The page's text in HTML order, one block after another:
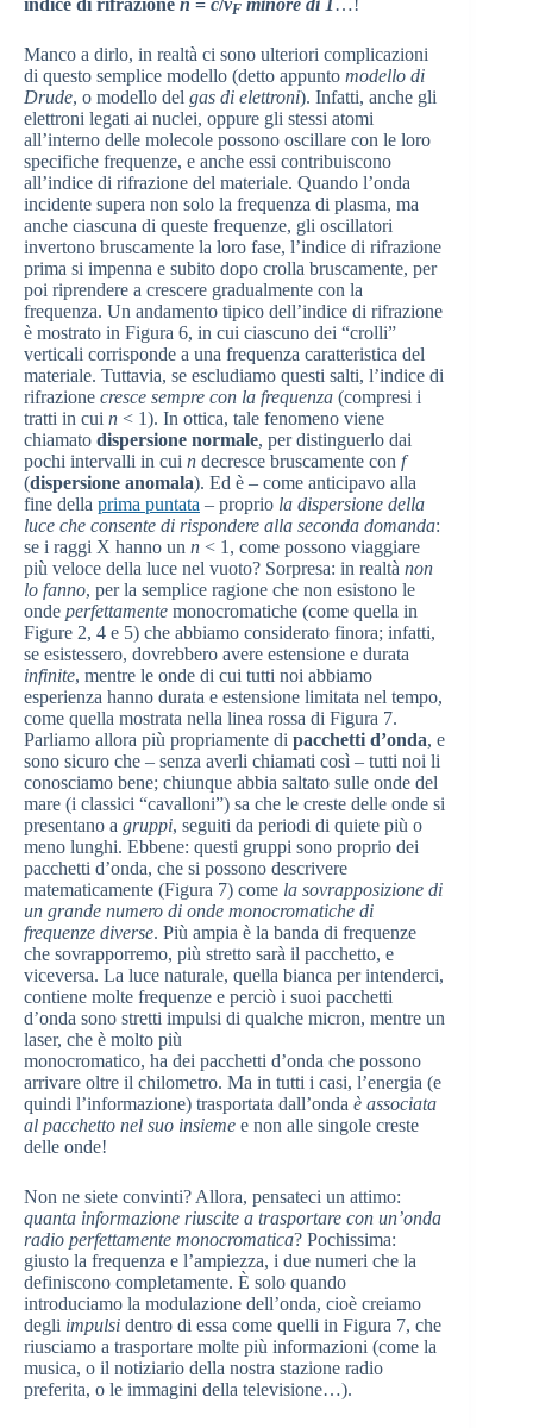
indice di rifrazione n = c/vF minore di 1…!
Manco a dirlo, in realtà ci sono ulteriori complicazioni
di questo semplice modello (detto appunto modello di
Drude, o modello del gas di elettroni). Infatti, anche gli
elettroni legati ai nuclei, oppure gli stessi atomi
all’interno delle molecole possono oscillare con le loro
specifiche frequenze, e anche essi contribuiscono
all’indice di rifrazione del materiale. Quando l’onda
incidente supera non solo la frequenza di plasma, ma
anche ciascuna di queste frequenze, gli oscillatori
invertono bruscamente la loro fase, l’indice di rifrazione
prima si impenna e subito dopo crolla bruscamente, per
poi riprendere a crescere gradualmente con la
frequenza. Un andamento tipico dell’indice di rifrazione
è mostrato in Figura 6, in cui ciascuno dei “crolli”
verticali corrisponde a una frequenza caratteristica del
materiale. Tuttavia, se escludiamo questi salti, l’indice di
rifrazione cresce sempre con la frequenza (compresi i
tratti in cui n < 1). In ottica, tale fenomeno viene
chiamato dispersione normale, per distinguerlo dai
pochi intervalli in cui n decresce bruscamente con f
(dispersione anomala). Ed è – come anticipavo alla
fine della prima puntata – proprio la dispersione della
luce che consente di rispondere alla seconda domanda:
se i raggi X hanno un n < 1, come possono viaggiare
più veloce della luce nel vuoto? Sorpresa: in realtà non
lo fanno, per la semplice ragione che non esistono le
onde perfettamente monocromatiche (come quella in
Figure 2, 4 e 5) che abbiamo considerato finora; infatti,
se esistessero, dovrebbero avere estensione e durata
infinite, mentre le onde di cui tutti noi abbiamo
esperienza hanno durata e estensione limitata nel tempo,
come quella mostrata nella linea rossa di Figura 7.
Parliamo allora più propriamente di pacchetti d’onda, e
sono sicuro che – senza averli chiamati così – tutti noi li
conosciamo bene; chiunque abbia saltato sulle onde del
mare (i classici “cavalloni”) sa che le creste delle onde si
presentano a gruppi, seguiti da periodi di quiete più o
meno lunghi. Ebbene: questi gruppi sono proprio dei
pacchetti d’onda, che si possono descrivere
matematicamente (Figura 7) come la sovrapposizione di
un grande numero di onde monocromatiche di
frequenze diverse. Più ampia è la banda di frequenze
che sovrapporremo, più stretto sarà il pacchetto, e
viceversa. La luce naturale, quella bianca per intenderci,
contiene molte frequenze e perciò i suoi pacchetti
d’onda sono stretti impulsi di qualche micron, mentre un
laser, che è molto più
monocromatico, ha dei pacchetti d’onda che possono
arrivare oltre il chilometro. Ma in tutti i casi, l’energia (e
quindi l’informazione) trasportata dall’onda è associata
al pacchetto nel suo insieme e non alle singole creste
delle onde!
Non ne siete convinti? Allora, pensateci un attimo:
quanta informazione riuscite a trasportare con un’onda
radio perfettamente monocromatica? Pochissima:
giusto la frequenza e l’ampiezza, i due numeri che la
definiscono completamente. È solo quando
introduciamo la modulazione dell’onda, cioè creiamo
degli impulsi dentro di essa come quelli in Figura 7, che
riusciamo a trasportare molte più informazioni (come la
musica, o il notiziario della nostra stazione radio
preferita, o le immagini della televisione…).